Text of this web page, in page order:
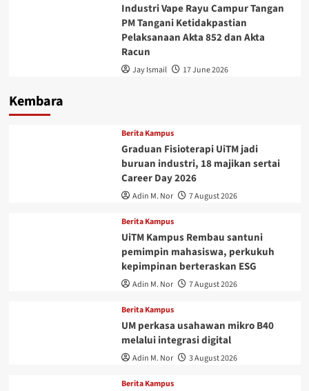
Industri Vape Rayu Campur Tangan
PM Tangani Ketidakpastian
Pelaksanaan Akta 852 dan Akta
Racun
Jay Ismail 17 June 2026
Kembara
Berita Kampus
Graduan Fisioterapi UiTM jadi
buruan industri, 18 majikan sertai
Career Day 2026
Adin M. Nor 7 August 2026
Berita Kampus
UiTM Kampus Rembau santuni
pemimpin mahasiswa, perkukuh
kepimpinan berteraskan ESG
Adin M. Nor 7 August 2026
Berita Kampus
UM perkasa usahawan mikro B40
melalui integrasi digital
Adin M. Nor 3 August 2026
Berita Kampus